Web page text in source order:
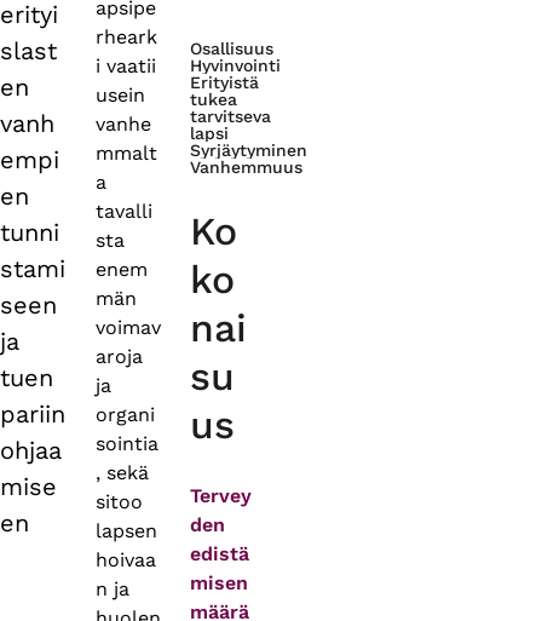
erityi
slast
en
vanh
empi
en
tunni
stami
seen
ja
tuen
pariin
ohjaa
mise
en
apsipe
rheark
i vaatii
usein
vanhe
mmalt
a
tavalli
sta
enem
män
voimav
aroja
ja
organi
sointia
, sekä
sitoo
lapsen
hoivaa
n ja
Osallisuus
Hyvinvointi
Erityistä
tukea
tarvitseva
lapsi
Syrjäytyminen
Vanhemmuus
Ko
ko
nai
su
us
Tervey
den
edistä
misen
määrä